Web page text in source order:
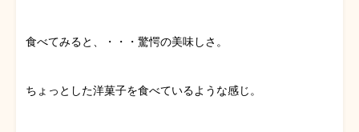
食べてみると、・・・驚愕の美味しさ。
ちょっとした洋菓子を食べているような感じ。